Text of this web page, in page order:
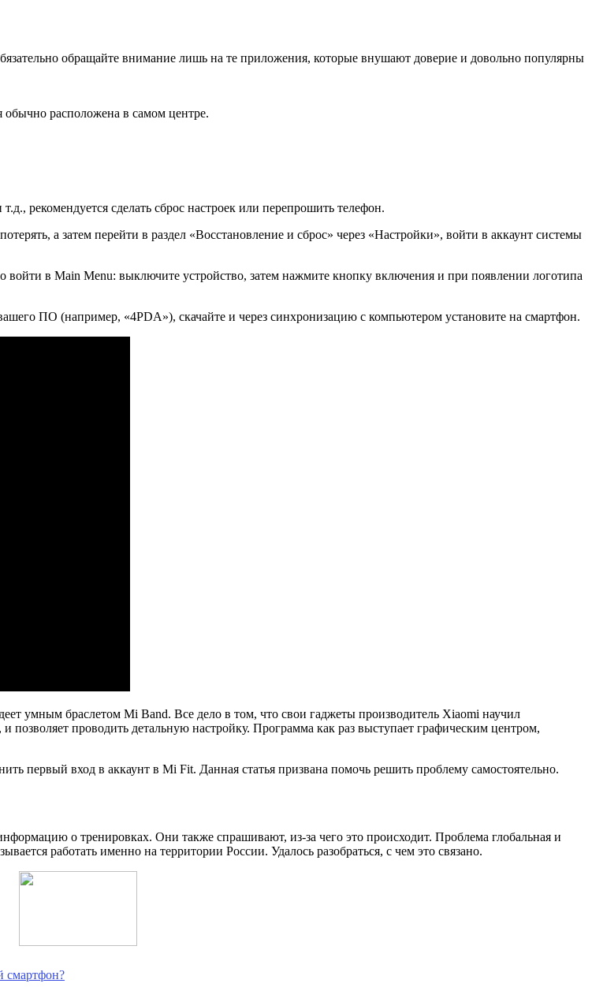
обращайте внимание лишь на те приложения, которые внушают доверие и довольно популярны
обычно расположена в самом центре.
рекомендуется сделать сброс настроек или перепрошить телефон.
а затем перейти в раздел «Восстановление и сброс» через «Настройки», войти в аккаунт системы
войти в Main Menu: выключите устройство, затем нажмите кнопку включения и при появлении логотипа
ПО (например, «4PDA»), скачайте и через синхронизацию с компьютером установите на смартфон.
умным браслетом Mi Band. Все дело в том, что свои гаджеты производитель Xiaomi научил
проводить детальную настройку. Программа как раз выступает графическим центром,
первый вход в аккаунт в Mi Fit. Данная статья призвана помочь решить проблему самостоятельно.
о тренировках. Они также спрашивают, из-за чего это происходит. Проблема глобальная и
работать именно на территории России. Удалось разобраться, с чем это связано.
смартфон?